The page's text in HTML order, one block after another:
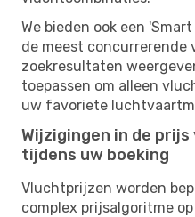
We bieden ook een
de meest concurrerende
zoekresultaten
toepassen om alleen
uw favoriete
Wijzigingen in de
tijdens uw boeking
Vluchtprijzen worden
complex prijsalgoritme